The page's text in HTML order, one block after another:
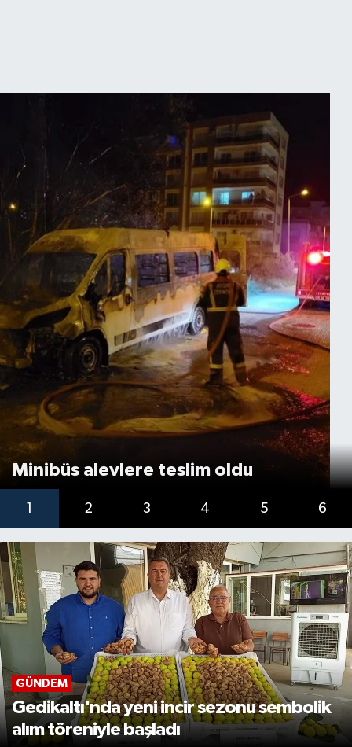
Minibüs alevlere teslim oldu
1 2 3 4 5 6
GÜNDEM
Gedikaltı'nda yeni incir sezonu sembolik
alım töreniyle başladı